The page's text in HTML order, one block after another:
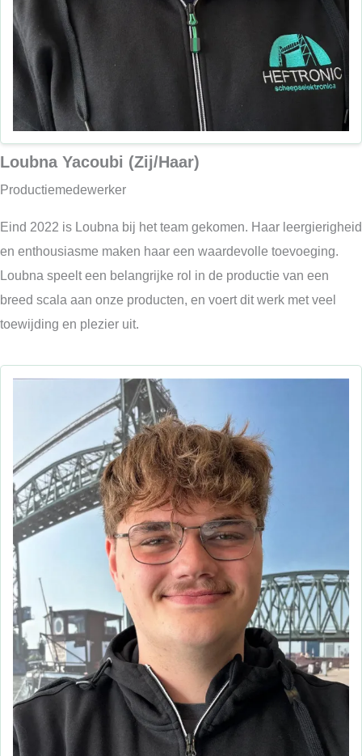
Loubna Yacoubi (Zij/Haar)
Productiemedewerker
Eind 2022 is Loubna bij het team gekomen. Haar leergierigheid
en enthousiasme maken haar een waardevolle toevoeging.
Loubna speelt een belangrijke rol in de productie van een
breed scala aan onze producten, en voert dit werk met veel
toewijding en plezier uit.